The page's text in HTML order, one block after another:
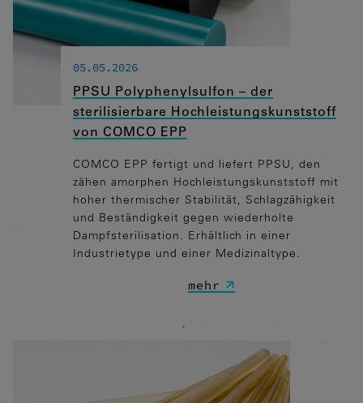
05.05.2026
PPSU Polyphenylsulfon – der
sterilisierbare Hochleistungskunststoff
von COMCO EPP
COMCO EPP fertigt und liefert PPSU, den
zähen amorphen Hochleistungskunststoff mit
hoher thermischer Stabilität, Schlagzähigkeit
und Beständigkeit gegen wiederholte
Dampfsterilisation. Erhältlich in einer
Industrietype und einer Medizinaltype.
mehr
Diese Cookies erfassen anonyme
Statistiken. Diese Informationen helfen
uns zu verstehen, wie wir unsere Website
noch weiter optimieren können.
Google Analytics
Marketing
Marketing Cookies werden von
Drittanbietern oder Publishern
verwendet, um personalisierte Werbung
anzuzeigen. Sie tun dies, indem sie
Besucher über Websites hinweg
verfolgen.
Wenn Cookies von externen Medien
akzeptiert werden, bedarf der Zugriff auf
externe Inhalte keiner manuellen